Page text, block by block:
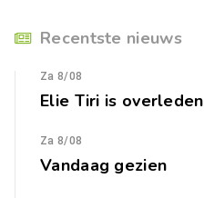
Recentste nieuws
Za 8/08
Elie Tiri is overleden
Za 8/08
Vandaag gezien